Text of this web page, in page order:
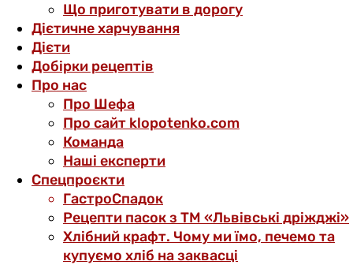
Що приготувати в дорогу
Дієтичне харчування
Дієти
Добірки рецептів
Про нас
Про Шефа
Про сайт klopotenko.com
Команда
Наші експерти
Спецпроєкти
ГастроСпадок
Рецепти пасок з ТМ «Львівські дріжджі»
Хлібний крафт. Чому ми їмо, печемо та
купуємо хліб на заквасці